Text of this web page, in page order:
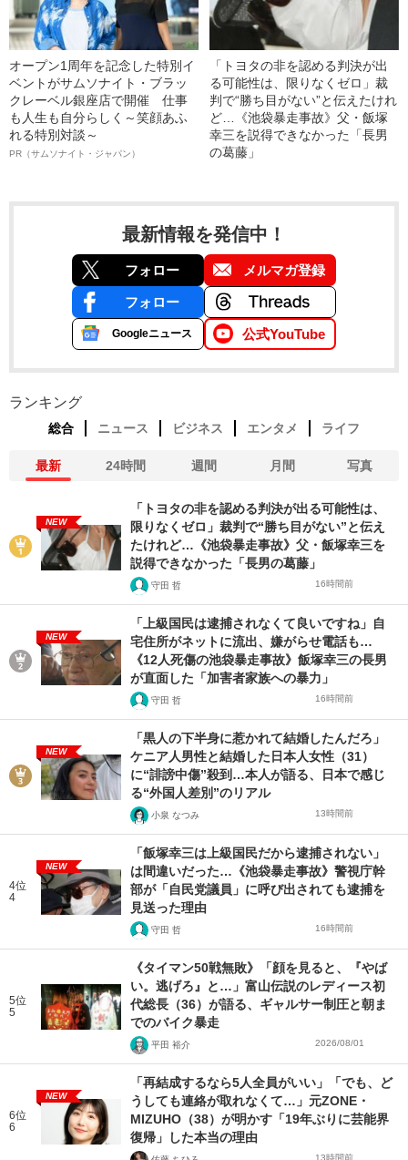
オープン1周年を記念した特別イ
ベントがサムソナイト・ブラッ
クレーベル銀座店で開催 仕事
も人生も自分らしく～笑顔あふ
れる特別対談～
PR（サムソナイト・ジャパン）
「トヨタの非を認める判決が出
る可能性は、限りなくゼロ」裁
判で“勝ち目がない”と伝えたけれ
ど…《池袋暴走事故》父・飯塚
幸三を説得できなかった「長男
の葛藤」
最新情報を発信中！
フォロー メルマガ登録
フォロー
Googleニュース 公式YouTube
ランキング
総合 ニュース ビジネス エンタメ ライフ
最新 24時間 週間 月間 写真
NEW
「トヨタの非を認める判決が出る可能性は、
限りなくゼロ」裁判で“勝ち目がない”と伝え
たけれど…《池袋暴走事故》父・飯塚幸三を
説得できなかった「長男の葛藤」
守田 哲 16時間前
NEW
「上級国民は逮捕されなくて良いですね」自
宅住所がネットに流出、嫌がらせ電話も…
《12人死傷の池袋暴走事故》飯塚幸三の長男
が直面した「加害者家族への暴力」
守田 哲 16時間前
NEW
「黒人の下半身に惹かれて結婚したんだろ」
ケニア人男性と結婚した日本人女性（31）
に“誹謗中傷”殺到…本人が語る、日本で感じ
る“外国人差別”のリアル
小泉 なつみ 13時間前
4位
4
NEW
「飯塚幸三は上級国民だから逮捕されない」
は間違いだった…《池袋暴走事故》警視庁幹
部が「自民党議員」に呼び出されても逮捕を
見送った理由
守田 哲 16時間前
5位
5
《タイマン50戦無敗》「顔を見ると、『やば
い。逃げろ』と…」富山伝説のレディース初
代総長（36）が語る、ギャルサー制圧と朝ま
でのバイク暴走
平田 裕介 2026/08/01
6位
6
NEW
「再結成するなら5人全員がいい」「でも、ど
うしても連絡が取れなくて…」元ZONE・
MIZUHO（38）が明かす「19年ぶりに芸能界
復帰」した本当の理由